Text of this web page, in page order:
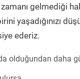
gelmediği
yaşadığınızı
ederiz.
olduğundan daha